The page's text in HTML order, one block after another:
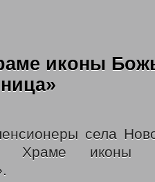
учреждений
иконы
села
Храме иконы